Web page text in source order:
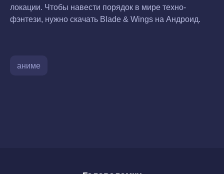
локации. Чтобы навести порядок в мире техно-
фэнтези, нужно скачать Blade & Wings на Андроид.
аниме